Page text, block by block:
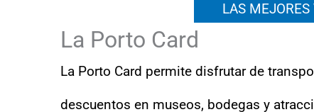
LAS MEJORES
La Porto Card
La Porto Card permite disfrutar de
descuentos en museos, bodegas y